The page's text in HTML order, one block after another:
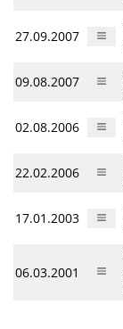
27.09.2007
09.08.2007
02.08.2006
22.02.2006
17.01.2003
06.03.2001